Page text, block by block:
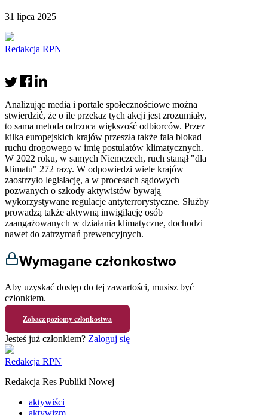
31 lipca 2025
Redakcja RPN
Analizując media i portale społecznościowe można
stwierdzić, że o ile przekaz tych akcji jest zrozumiały,
to sama metoda odrzuca większość odbiorców. Przez
kilka europejskich krajów przeszła także fala blokad
ruchu drogowego w imię postulatów klimatycznych.
W 2022 roku, w samych Niemczech, ruch stanął "dla
klimatu" 272 razy. W odpowiedzi wiele krajów
zaostrzyło legislację, a w procesach sądowych
pozwanych o szkody aktywistów bywają
wykorzystywane regulacje antyterrorystyczne. Służby
prowadzą także aktywną inwigilację osób
zaangażowanych w działania klimatyczne, dochodzi
nawet do zatrzymań prewencyjnych.
Wymagane członkostwo
Aby uzyskać dostęp do tej zawartości, musisz być
członkiem.
Zobacz poziomy członkostwa
Jesteś już członkiem? Zaloguj się
Redakcja RPN
Redakcja Res Publiki Nowej
aktywiści
aktywizm